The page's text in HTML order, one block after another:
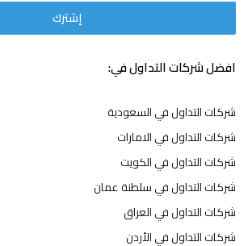
افضل شركات التداول في:
شركات التداول في السعودية
شركات التداول في الامارات
شركات التداول في الكويت
شركات التداول في سلطنة عمان
شركات التداول في العراق
شركات التداول في الأردن